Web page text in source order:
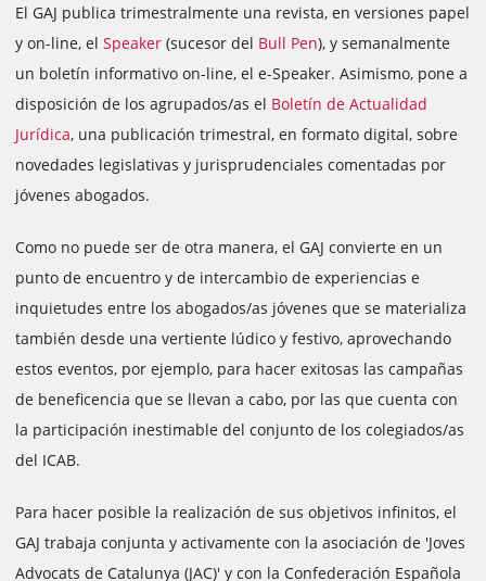
El GAJ publica trimestralmente una revista, en versiones papel
y on-line, el Speaker (sucesor del Bull Pen), y semanalmente
un boletín informativo on-line, el e-Speaker. Asimismo, pone a
disposición de los agrupados/as el Boletín de Actualidad
Jurídica, una publicación trimestral, en formato digital, sobre
novedades legislativas y jurisprudenciales comentadas por
jóvenes abogados.
Como no puede ser de otra manera, el GAJ convierte en un
punto de encuentro y de intercambio de experiencias e
inquietudes entre los abogados/as jóvenes que se materializa
también desde una vertiente lúdico y festivo, aprovechando
estos eventos, por ejemplo, para hacer exitosas las campañas
de beneficencia que se llevan a cabo, por las que cuenta con
la participación inestimable del conjunto de los colegiados/as
del ICAB.
Para hacer posible la realización de sus objetivos infinitos, el
GAJ trabaja conjunta y activamente con la asociación de 'Joves
Advocats de Catalunya (JAC)' y con la Confederación Española